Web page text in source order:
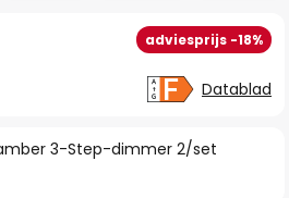
amber 3-Step-dimmer 2/set
adviesprijs -18%
Datablad